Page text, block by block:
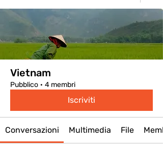
Vietnam
Pubblico · 4 membri
Iscriviti
Conversazioni Multimedia File